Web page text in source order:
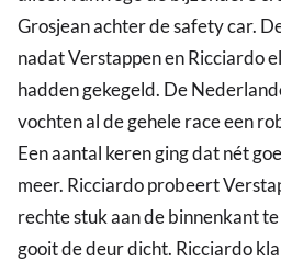
Grosjean achter de safety car.
nadat Verstappen en Ricciardo
hadden gekegeld. De
vochten al de gehele race een
Een aantal keren ging dat nét
meer. Ricciardo probeert
rechte stuk aan de binnenkant
gooit de deur dicht. Ricciardo